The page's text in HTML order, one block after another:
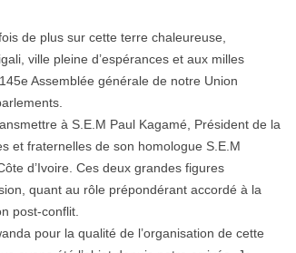
de plus sur cette terre chaleureuse,
ville pleine d’espérances et aux milles
Assemblée générale de notre Union
à S.E.M Paul Kagamé, Président de la
et fraternelles de son homologue S.E.M
d’Ivoire. Ces deux grandes figures
quant au rôle prépondérant accordé à la
post-conflit.
pour la qualité de l’organisation de cette